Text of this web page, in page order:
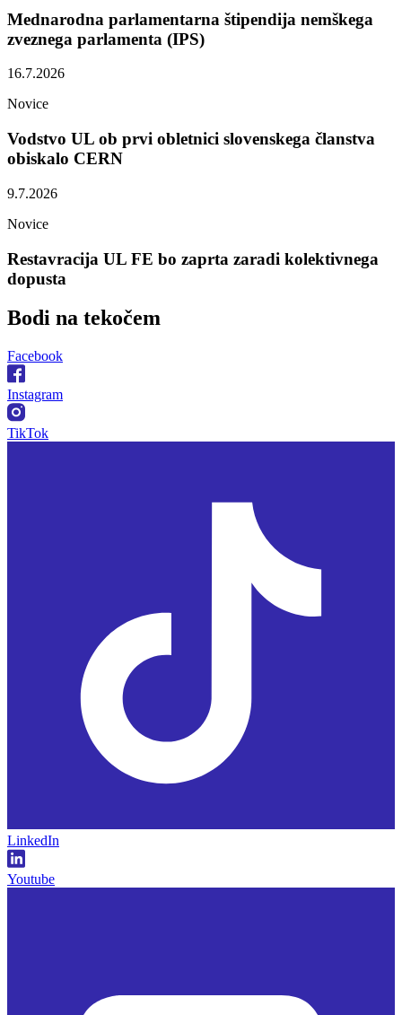
Mednarodna parlamentarna štipendija nemškega
zveznega parlamenta (IPS)
16.7.2026
Novice
Vodstvo UL ob prvi obletnici slovenskega članstva
obiskalo CERN
9.7.2026
Novice
Restavracija UL FE bo zaprta zaradi kolektivnega
dopusta
Bodi na tekočem
Facebook
Instagram
TikTok
LinkedIn
Youtube